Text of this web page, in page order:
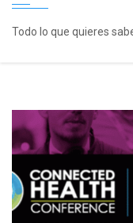
Todo lo que quieres